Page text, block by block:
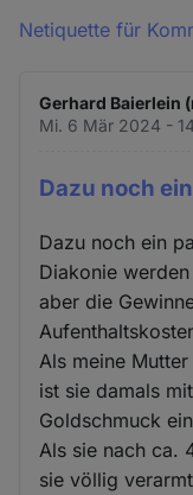
Netiquette für
Gerhard Baierlein
Mi. 6 Mär 2024 -
Dazu noch
Dazu noch ein
Diakonie
aber die
Als meine
ist sie damals
Goldschmuck
Als sie nach ca.
sie völlig